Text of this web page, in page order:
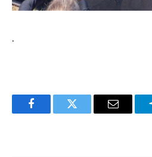
.
FacebookTwitter Email